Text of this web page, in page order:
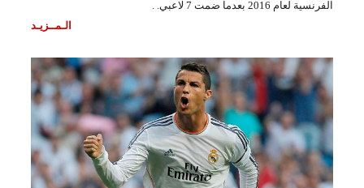
الفرنسية لعام 2016 بعدما ضمت 7 لاعبي. .
الـمــزيـد